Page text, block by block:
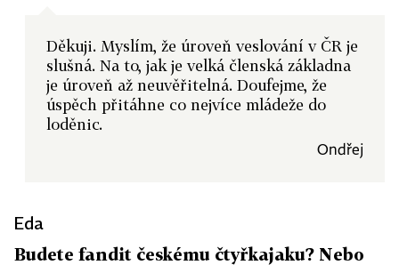
Děkuji. Myslím, že úroveň veslování v ČR je
slušná. Na to, jak je velká členská základna
je úroveň až neuvěřitelná. Doufejme, že
úspěch přitáhne co nejvíce mládeže do
loděnic.
Ondřej
Eda
Budete fandit českému čtyřkajaku? Nebo